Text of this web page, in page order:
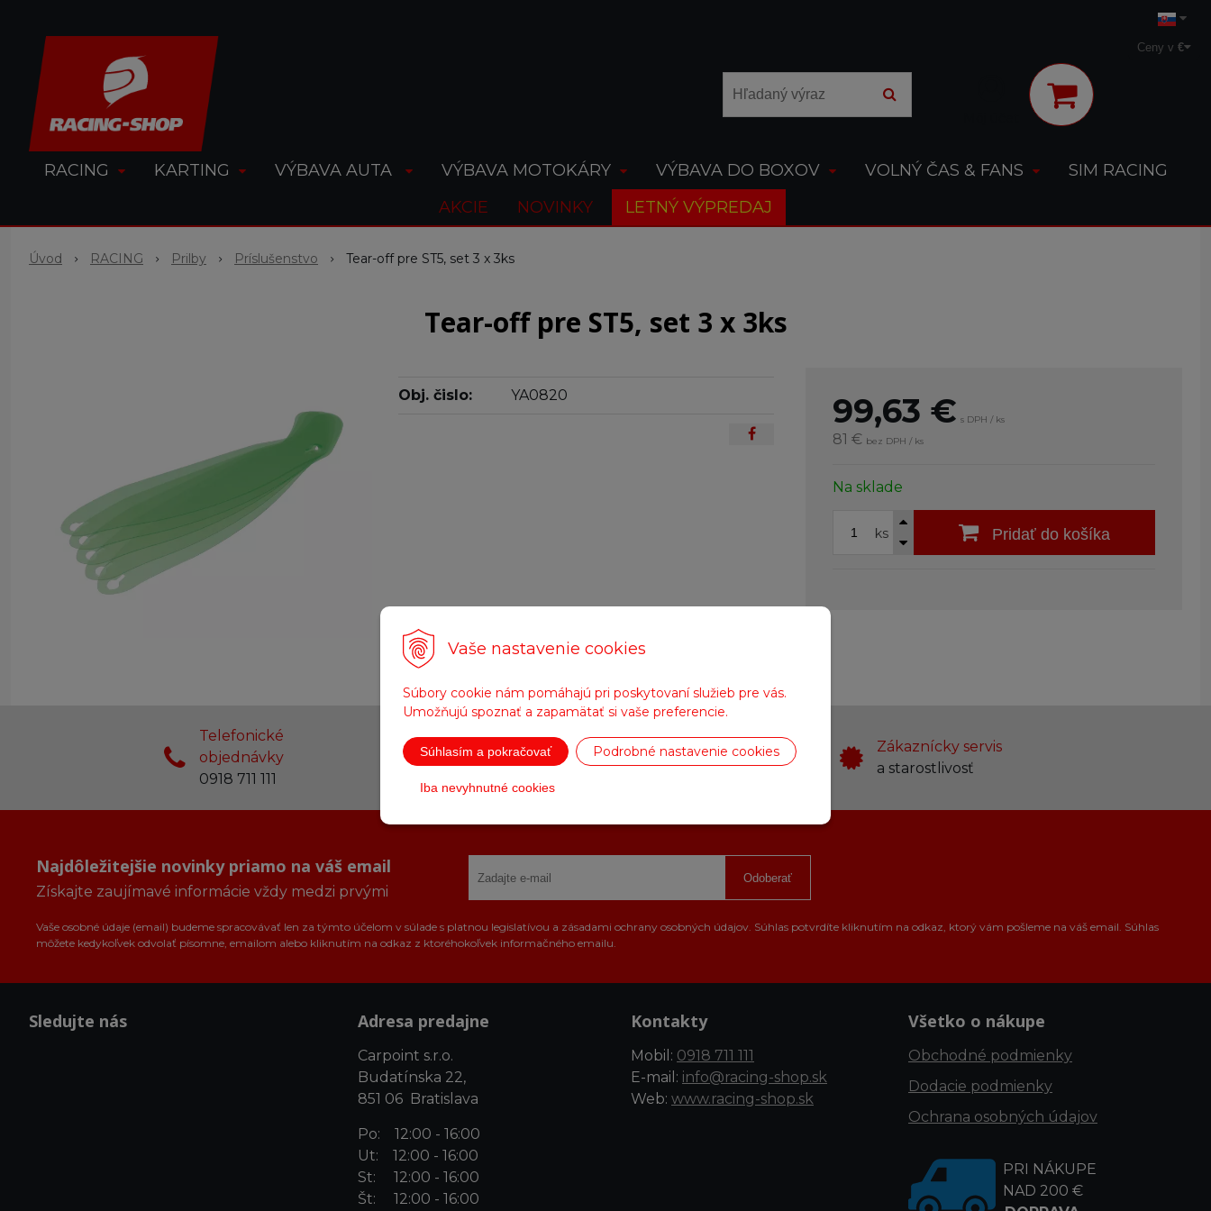
Vaše nastavenie cookies
Súbory cookie nám pomáhajú pri poskytovaní služieb pre vás.
Umožňujú spoznať a zapamätať si vaše preferencie.
Súhlasím a pokračovať Podrobné nastavenie cookies
Iba nevyhnutné cookies
Ceny v €
RACING KARTING VÝBAVA AUTA VÝBAVA MOTOKÁRY VÝBAVA DO BOXOV VOLNÝ ČAS & FANS
SIM RACING
AKCIE
NOVINKY LETNÝ VÝPREDAJ
Úvod RACING Prilby Príslušenstvo Tear-off pre ST5, set 3 x 3ks
Tear-off pre ST5, set 3 x 3ks
99,63 € s DPH / ks
81 € bez DPH / ks
Na sklade
ks Pridať do košíka
Obj. čislo: YA0820
Telefonické
objednávky
0918 711 111
Doprava zadarmo
pre objednávky nad
200 €
Tovar na sklade
expedujeme do 24
Zákaznícky servis
a starostlivosť
Najdôležitejšie novinky priamo na váš email
Získajte zaujímavé informácie vždy medzi prvými
Odoberať
Vaše osobné údaje (email) budeme spracovávať len za týmto účelom v súlade s platnou legislatívou a zásadami ochrany osobných údajov. Súhlas potvrdíte kliknutím na odkaz, ktorý vám pošleme na váš email. Súhlas
môžete kedykoľvek odvolať písomne, emailom alebo kliknutím na odkaz z ktoréhokoľvek informačného emailu.
Sledujte nás Adresa predajne
Carpoint s.r.o.
Budatínska 22,
851 06 Bratislava
Po: 12:00 - 16:00
Ut: 12:00 - 16:00
St: 12:00 - 16:00
Št: 12:00 - 16:00
Kontakty
Mobil: 0918 711 111
E-mail: info@racing-shop.sk
Web: www.racing-shop.sk
Všetko o nákupe
Obchodné podmienky
Dodacie podmienky
Ochrana osobných údajov
PRI NÁKUPE
NAD 200 €